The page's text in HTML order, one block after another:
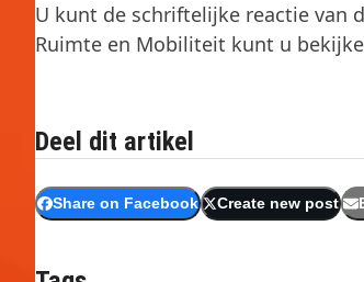
U kunt de schriftelijke reactie van
Ruimte en Mobiliteit kunt u
Deel dit artikel
Share on Facebook Create new post